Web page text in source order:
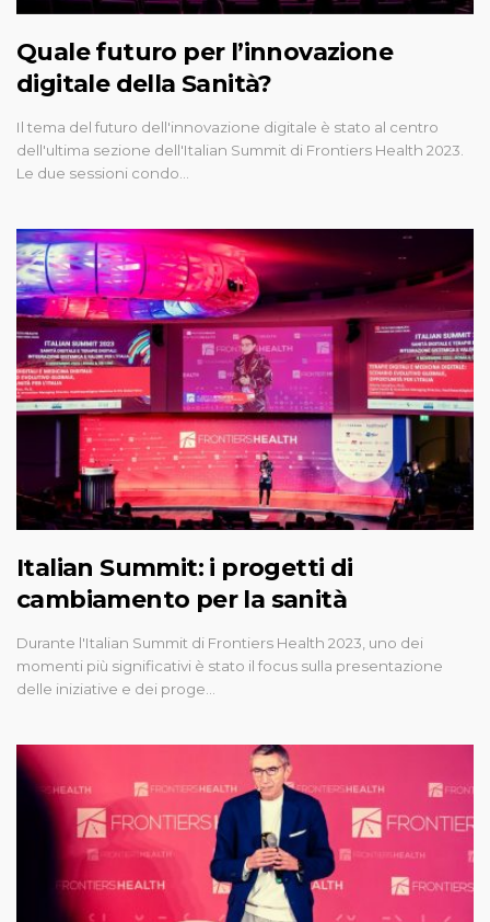
Quale futuro per l’innovazione
digitale della Sanità?
Il tema del futuro dell'innovazione digitale è stato al centro
dell'ultima sezione dell'Italian Summit di Frontiers Health 2023.
Le due sessioni condo…
Italian Summit: i progetti di
cambiamento per la sanità
Durante l'Italian Summit di Frontiers Health 2023, uno dei
momenti più significativi è stato il focus sulla presentazione
delle iniziative e dei proge…